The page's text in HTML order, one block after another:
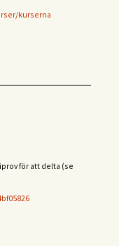
kurserna
för att delta (se